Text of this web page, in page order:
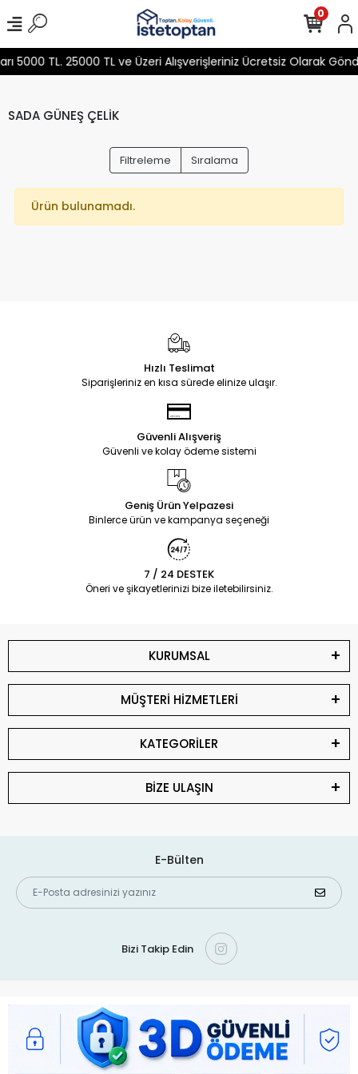
5000 TL. 25000 TL ve Üzeri Alışverişleriniz Ücretsiz Olarak
0
SADA GÜNEŞ ÇELİK
Filtreleme Sıralama
Ürün bulunamadı.
Hızlı Teslimat
Siparişleriniz en kısa sürede elinize ulaşır.
Güvenli Alışveriş
Güvenli ve kolay ödeme sistemi
Geniş Ürün Yelpazesi
Binlerce ürün ve kampanya seçeneği
7 / 24 DESTEK
Öneri ve şikayetlerinizi bize iletebilirsiniz.
KURUMSAL
MÜŞTERİ HİZMETLERİ
KATEGORİLER
BİZE ULAŞIN
E-Bülten
Bizi Takip Edin